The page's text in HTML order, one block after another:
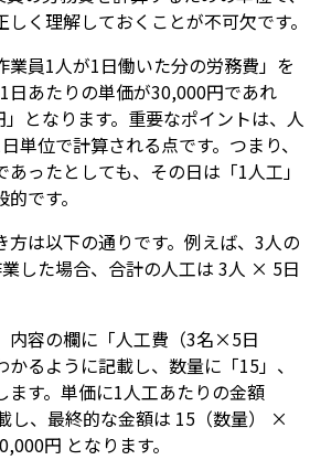
く理解しておくことが不可欠です。
業員1人が1日働いた分の労務費」を
日あたりの単価が30,000円であれ
となります。重要なポイントは、人
単位で計算される点です。つまり、
ったとしても、その日は「1人工」
です。
は以下の通りです。例えば、3人の
した場合、合計の人工は 3人 × 5日
内容の欄に「人工費（3名×5日
るように記載し、数量に「15」、
ます。単価に1人工あたりの金額
し、最終的な金額は 15（数量） ×
円 となります。